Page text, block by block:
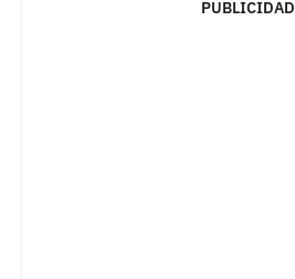
PUBLICIDAD